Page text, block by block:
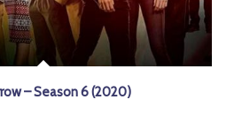
– Season 6 (2020)